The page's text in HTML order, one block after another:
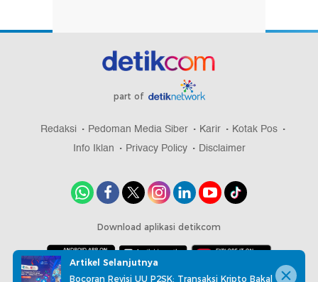
part of
Redaksi Pedoman Media Siber Karir
Kotak Pos
Info Iklan
Privacy Policy Disclaimer
Download aplikasi detikcom
Artikel Selanjutnya
Bocoran Revisi UU P2SK: Transaksi Kripto Bakal